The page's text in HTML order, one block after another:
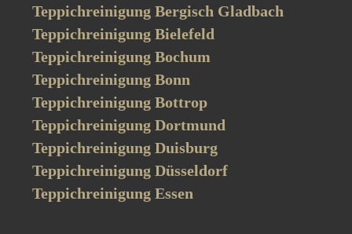
Teppichreinigung Bergisch Gladbach
Teppichreinigung Bielefeld
Teppichreinigung Bochum
Teppichreinigung Bonn
Teppichreinigung Bottrop
Teppichreinigung Dortmund
Teppichreinigung Duisburg
Teppichreinigung Düsseldorf
Teppichreinigung Essen